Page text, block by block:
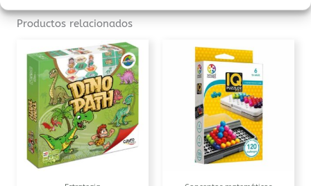
Productos relacionados